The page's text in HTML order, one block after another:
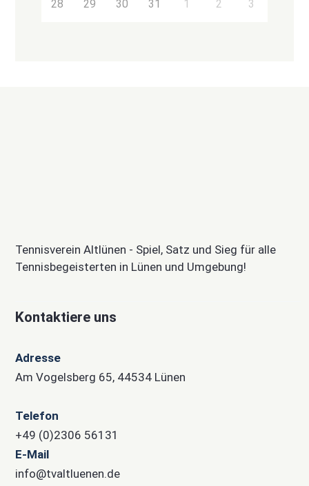
28 29 30 31 1 2 3
Tennisverein Altlünen - Spiel, Satz und Sieg für alle
Tennisbegeisterten in Lünen und Umgebung!
Kontaktiere uns
Adresse
Am Vogelsberg 65, 44534 Lünen
Telefon
+49 (0)2306 56131
E-Mail
info@tvaltluenen.de